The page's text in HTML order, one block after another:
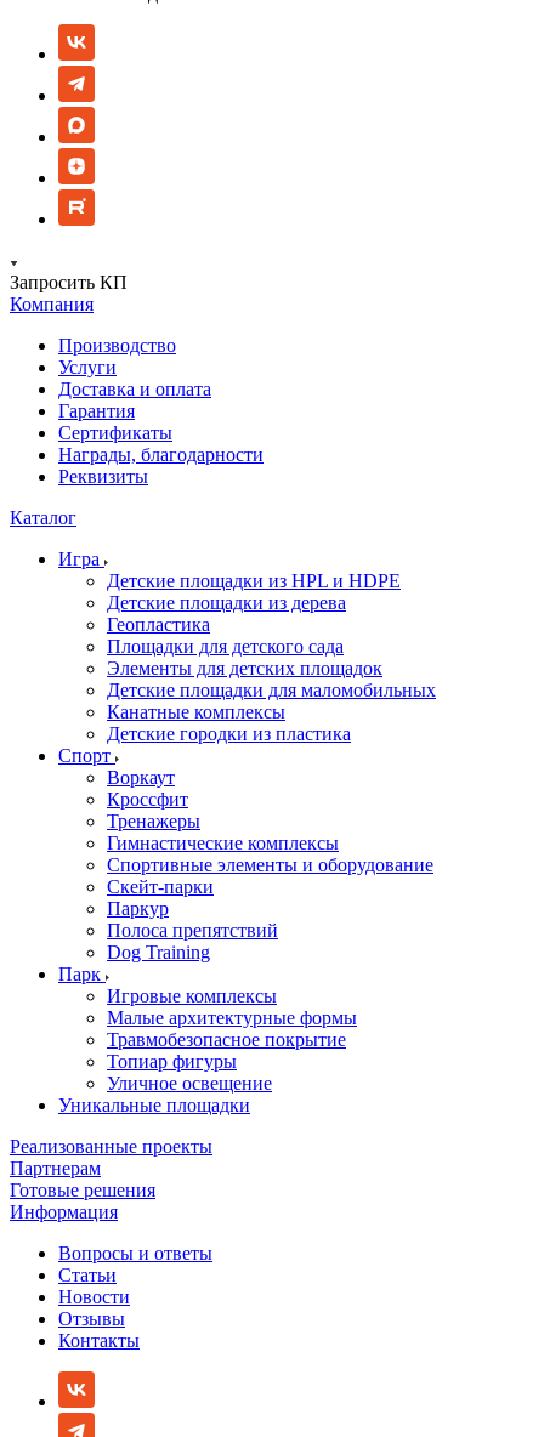
Запросить КП
Компания
Производство
Услуги
Доставка и оплата
Гарантия
Сертификаты
Награды, благодарности
Реквизиты
Каталог
Игра
Детские площадки из HPL и HDPE
Детские площадки из дерева
Геопластика
Площадки для детского сада
Элементы для детских площадок
Детские площадки для маломобильных
Канатные комплексы
Детские городки из пластика
Спорт
Воркаут
Кроссфит
Тренажеры
Гимнастические комплексы
Спортивные элементы и оборудование
Скейт-парки
Паркур
Полоса препятствий
Dog Training
Парк
Игровые комплексы
Малые архитектурные формы
Травмобезопасное покрытие
Топиар фигуры
Уличное освещение
Уникальные площадки
Реализованные проекты
Партнерам
Готовые решения
Информация
Вопросы и ответы
Статьи
Новости
Отзывы
Контакты